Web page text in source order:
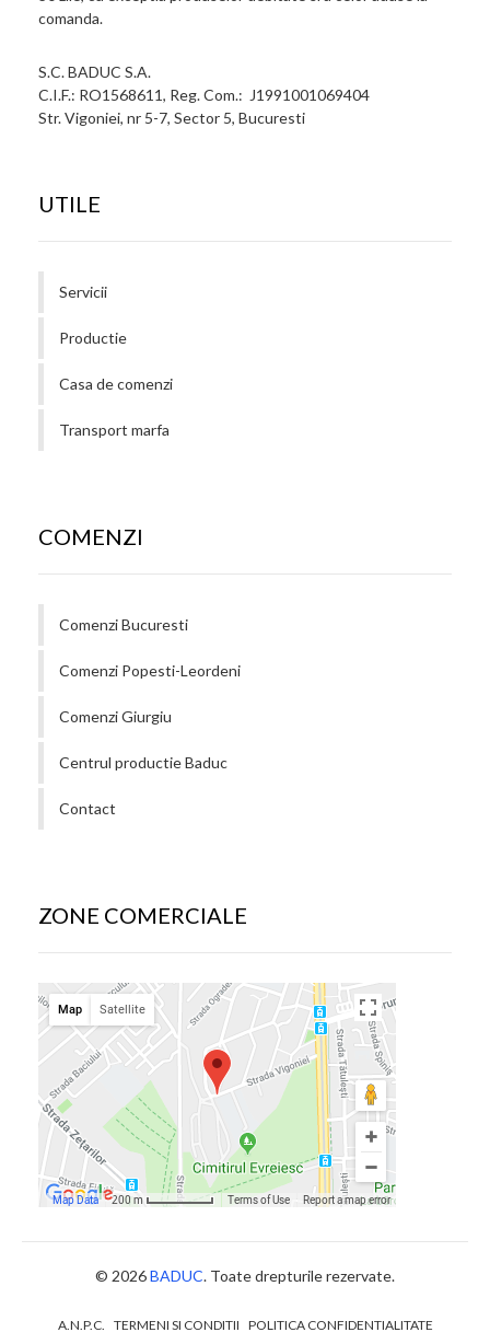
comanda.
S.C. BADUC S.A.
C.I.F.: RO1568611, Reg. Com.: J1991001069404
Str. Vigoniei, nr 5-7, Sector 5, Bucuresti
UTILE
Servicii
Productie
Casa de comenzi
Transport marfa
COMENZI
Comenzi Bucuresti
Comenzi Popesti-Leordeni
Comenzi Giurgiu
Centrul productie Baduc
Contact
ZONE COMERCIALE
© 2026BADUC. Toate drepturile rezervate.
A.N.P.C. TERMENI SI CONDITII POLITICA CONFIDENTIALITATE